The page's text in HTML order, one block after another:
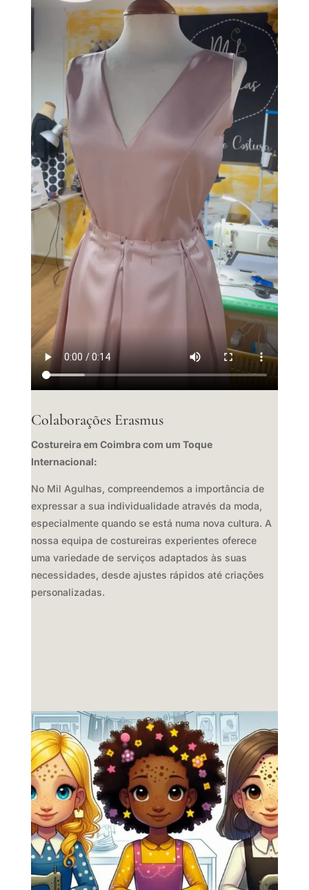
Colaborações Erasmus
Costureira em Coimbra com um Toque
Internacional:
No Mil Agulhas, compreendemos a importância de
expressar a sua individualidade através da moda,
especialmente quando se está numa nova cultura. A
nossa equipa de costureiras experientes oferece
uma variedade de serviços adaptados às suas
necessidades, desde ajustes rápidos até criações
personalizadas.